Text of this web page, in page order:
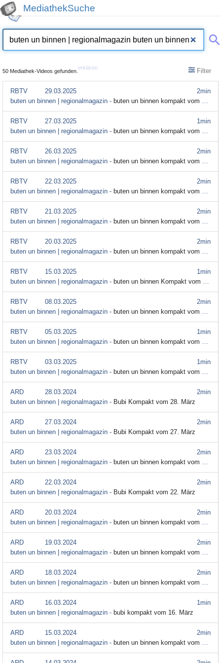
MediathekSuche
50 Mediathek-Videos gefunden.
erklären Filter
2min
RBTV
29.03.2025
buten un binnen | regionalmagazin - buten un binnen kompakt vom 29. März
1min
RBTV
27.03.2025
buten un binnen | regionalmagazin - buten un binnen kompakt vom 27. März
2min
RBTV
26.03.2025
buten un binnen | regionalmagazin - buten un binnen kompakt vom 26. März
2min
RBTV
22.03.2025
buten un binnen | regionalmagazin - buten un binnen kompakt vom 22. März
2min
RBTV
21.03.2025
buten un binnen | regionalmagazin - buten un binnen kompakt vom 21. März
2min
RBTV
20.03.2025
buten un binnen | regionalmagazin - buten un binnen kompakt vom 20. März
1min
RBTV
15.03.2025
buten un binnen | regionalmagazin - buten un binnen Kompakt vom 15. März
2min
RBTV
08.03.2025
buten un binnen | regionalmagazin - buten un binnen kompakt vom 8. März
1min
RBTV
05.03.2025
buten un binnen | regionalmagazin - buten un binnen kompakt vom 5. März
1min
RBTV
03.03.2025
buten un binnen | regionalmagazin - buten un binnen kompakt vom 3. März 2025
2min
ARD
28.03.2024
buten un binnen | regionalmagazin - Bubi Kompakt vom 28. März
2min
ARD
27.03.2024
buten un binnen | regionalmagazin - Bubi Kompakt vom 27. März
2min
ARD
23.03.2024
buten un binnen | regionalmagazin - buten un binnen kompakt vom 23. März
2min
ARD
22.03.2024
buten un binnen | regionalmagazin - Bubi Kompakt vom 22. März
2min
ARD
20.03.2024
buten un binnen | regionalmagazin - buten un binnen kompakt vom 20. März
2min
ARD
19.03.2024
buten un binnen | regionalmagazin - buten un binnen kompakt vom 19. März
2min
ARD
18.03.2024
buten un binnen | regionalmagazin - buten un binnen kompakt vom 18. März
1min
ARD
16.03.2024
buten un binnen | regionalmagazin - bubi kompakt vom 16. März
2min
ARD
15.03.2024
buten un binnen | regionalmagazin - buten un binnen kompakt vom 15. März